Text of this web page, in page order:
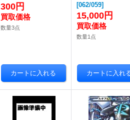
300円
数量3点
[062/059]
15,000円
数量1点